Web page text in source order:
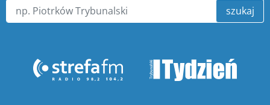
szukaj